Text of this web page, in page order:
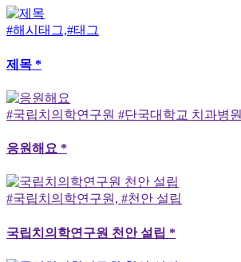
#해시태그,#태그
제목 *
#국립치의학연구원 #단국대학교 치과병원
응원해요 *
#국립치의학연구원, #천안 설립
국립치의학연구원 천안 설립 *